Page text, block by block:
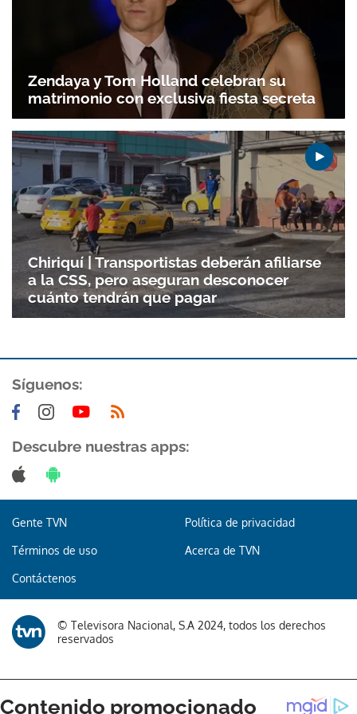
Gracias por suscribirte a nuestro boletín.
Zendaya y Tom Holland celebran su
matrimonio con exclusiva fiesta secreta
Chiriquí | Transportistas deberán afiliarse
a la CSS, pero aseguran desconocer
cuánto tendrán que pagar
Síguenos:
Descubre nuestras apps:
Gente TVN Política de privacidad
Términos de uso Acerca de TVN
Contáctenos
© Televisora Nacional, S.A 2024, todos los derechos
reservados